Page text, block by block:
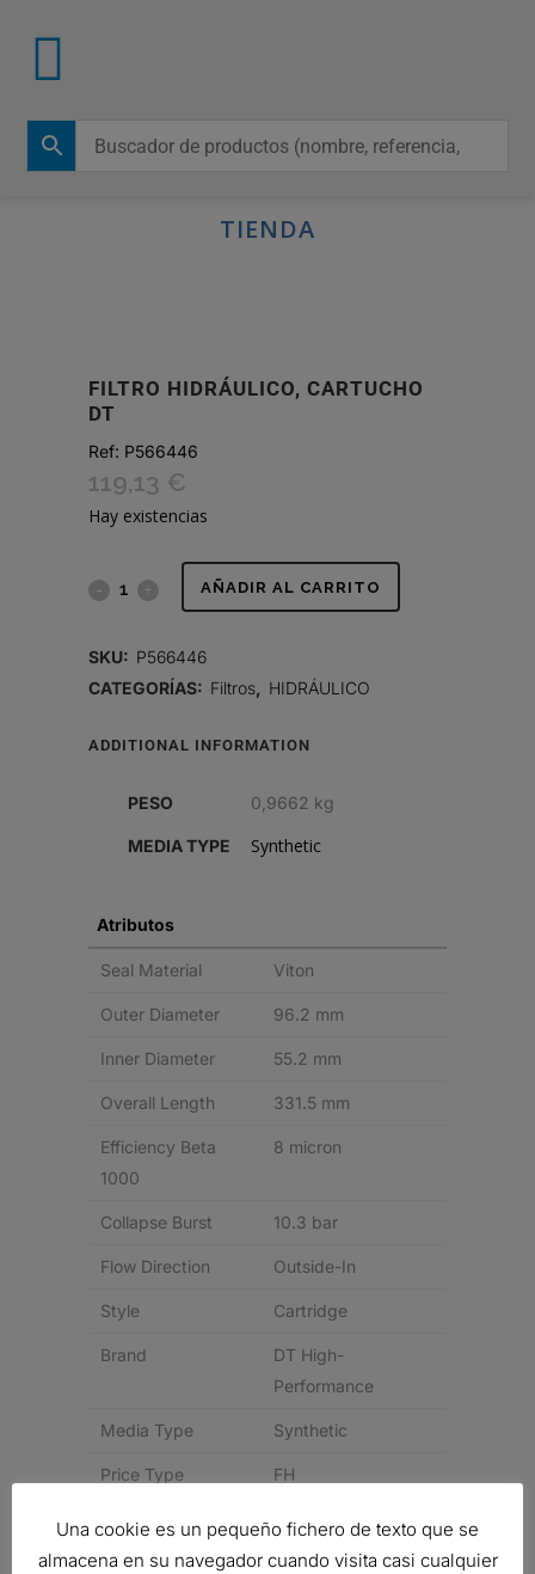
TIENDA
FILTRO HIDRÁULICO, CARTUCHO
DT
Ref: P566446
119,13 €
Hay existencias
FILTRO
CARTUCHO
AÑADIR AL CARRITO
SKU: P566446
CATEGORÍAS: Filtros HIDRÁULICO
ADDITIONAL INFORMATION
PESO 0,9662 kg
MEDIA TYPE Synthetic
Atributos
Seal Material Viton
Outer Diameter 96.2 mm
Inner Diameter 55.2 mm
Overall Length 331.5 mm
Efficiency Beta
1000
8 micron
Collapse Burst 10.3 bar
Flow Direction Outside-In
Style Cartridge
Brand
DT High-
Performance
Media Type Synthetic
Price Type FH
Related products
Una cookie es un pequeño fichero de texto que se
almacena en su navegador cuando visita casi cualquier